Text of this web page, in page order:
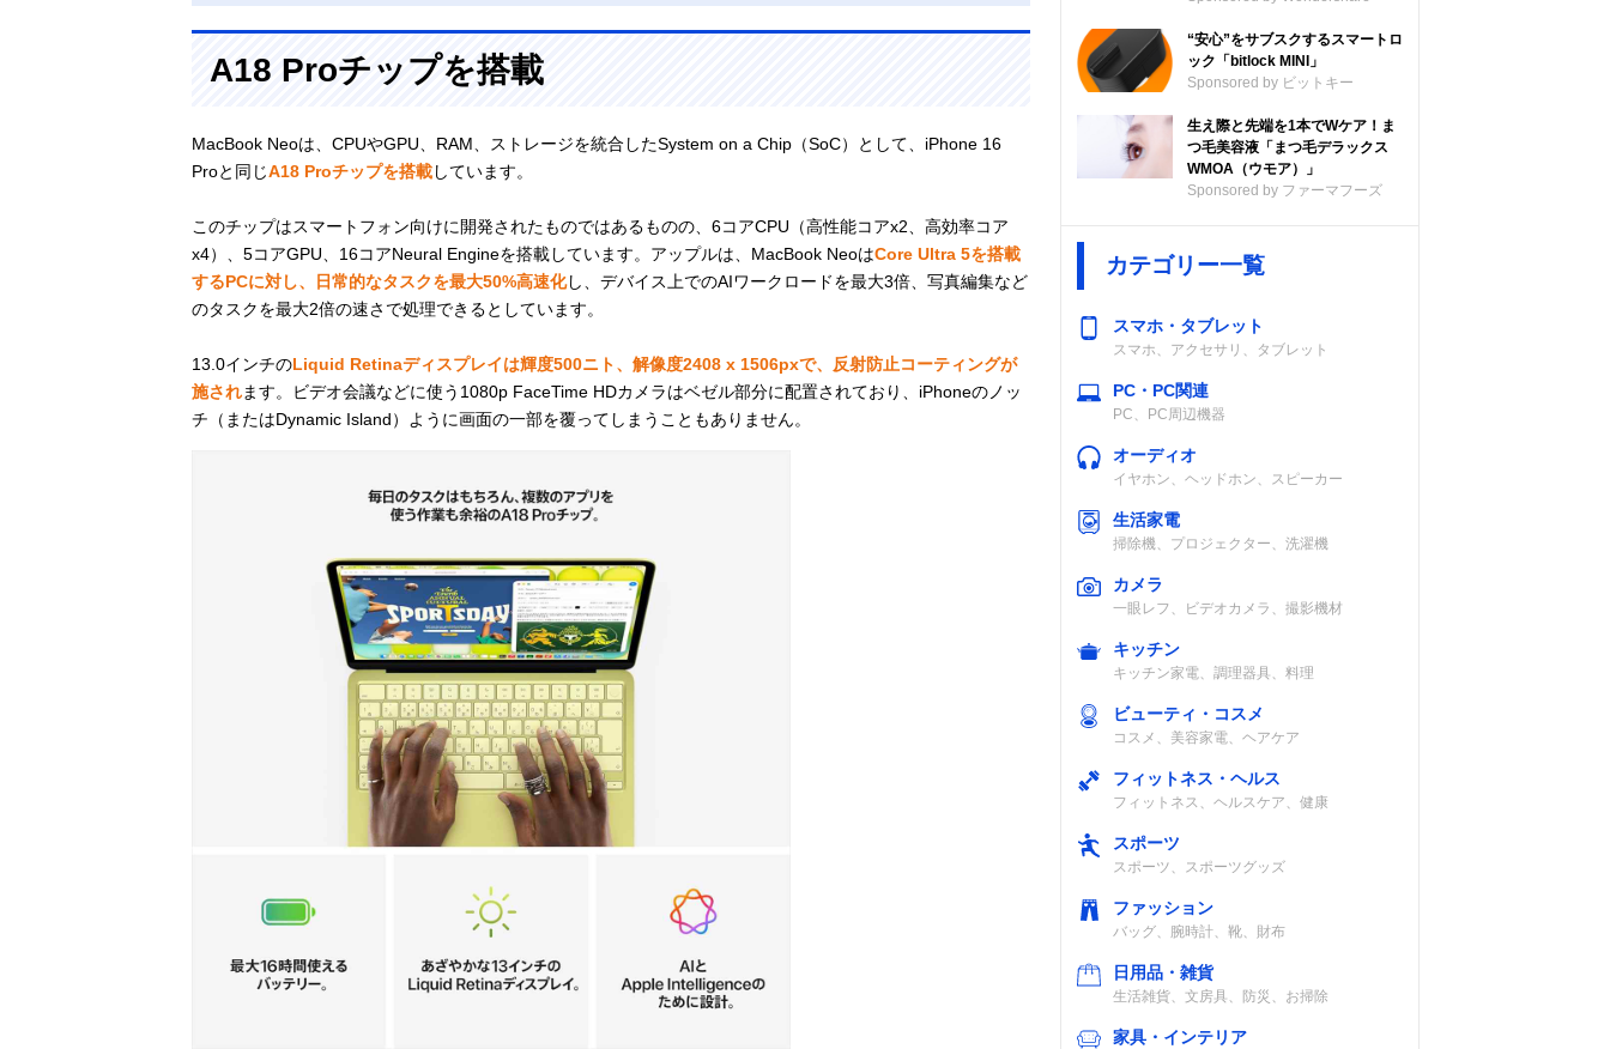
A18 Proチップを搭載
MacBook Neoは、CPUやGPU、RAM、ストレージを統合したSystem on a Chip（SoC）として、iPhone 16
Proと同じA18 Proチップを搭載しています。
このチップはスマートフォン向けに開発されたものではあるものの、6コアCPU（高性能コアx2、高効率コア
x4）、5コアGPU、16コアNeural Engineを搭載しています。アップルは、MacBook NeoはCore Ultra 5を搭載
するPCに対し、日常的なタスクを最大50%高速化し、デバイス上でのAIワークロードを最大3倍、写真編集など
のタスクを最大2倍の速さで処理できるとしています。
13.0インチのLiquid Retinaディスプレイは輝度500ニト、解像度2408 x 1506pxで、反射防止コーティングが
施されます。ビデオ会議などに使う1080p FaceTime HDカメラはベゼル部分に配置されており、iPhoneのノッ
チ（またはDynamic Island）ように画面の一部を覆ってしまうこともありません。
“安心”をサブスクするスマートロ
ック「bitlock MINI」
Sponsored by ビットキー
生え際と先端を1本でWケア！ま
つ毛美容液「まつ毛デラックス
WMOA（ウモア）」
Sponsored by ファーマフーズ
カテゴリー一覧
スマホ・タブレット
スマホ、アクセサリ、タブレット
PC・PC関連
PC、PC周辺機器
オーディオ
イヤホン、ヘッドホン、スピーカー
生活家電
掃除機、プロジェクター、洗濯機
カメラ
一眼レフ、ビデオカメラ、撮影機材
キッチン
キッチン家電、調理器具、料理
ビューティ・コスメ
コスメ、美容家電、ヘアケア
フィットネス・ヘルス
フィットネス、ヘルスケア、健康
スポーツ
スポーツ、スポーツグッズ
ファッション
バッグ、腕時計、靴、財布
日用品・雑貨
生活雑貨、文房具、防災、お掃除
家具・インテリア